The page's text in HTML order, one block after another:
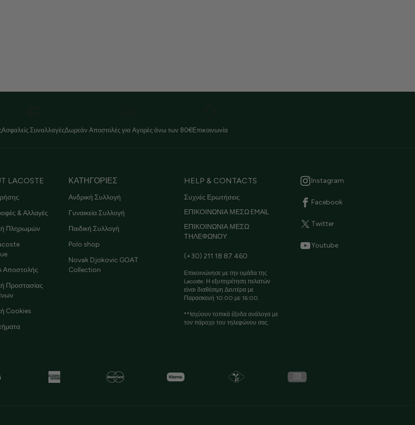
Ασφαλείς ΣυναλλαγέςΔωρεάν Αποστολές για Αγορές άνω των 80€Επικοινωνία
LACOSTE
& Αλλαγές
Πληρωμών
Αποστολής
Προστασίας
Cookies
ΚΑΤΗΓΟΡΙΕΣ
Ανδρική Συλλογή
Γυναικεία Συλλογή
Παιδική Συλλογή
Polo shop
Novak Djokovic GOAT
Collection
HELP & CONTACTS
Συχνές Ερωτήσεις
ΕΠΙΚΟΙΝΩΝΙΑ ΜΕΣΩ EMAIL
ΕΠΙΚΟΙΝΩΝΙΑ ΜΕΣΩ
ΤΗΛΕΦΩΝΟΥ
(+30) 211 18 87 460
Επικοινώνησε με την ομάδα της
Lacoste: Η εξυπηρέτηση πελατών
είναι διαθέσιμη Δευτέρα με
Παρασκευή 10:00 με 16:00.
**Ισχύουν τοπικά έξοδα ανάλογα με
τον πάροχο του τηλεφώνου σας.
Instagram
Facebook
Twitter
Youtube